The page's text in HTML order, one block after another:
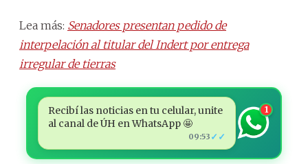
Lea más: Senadores presentan pedido de
interpelación al titular del Indert por entrega
irregular de tierras
Recibí las noticias en tu celular, unite
al canal de ÚH en WhatsApp 🤩
09:53 ✓✓
1